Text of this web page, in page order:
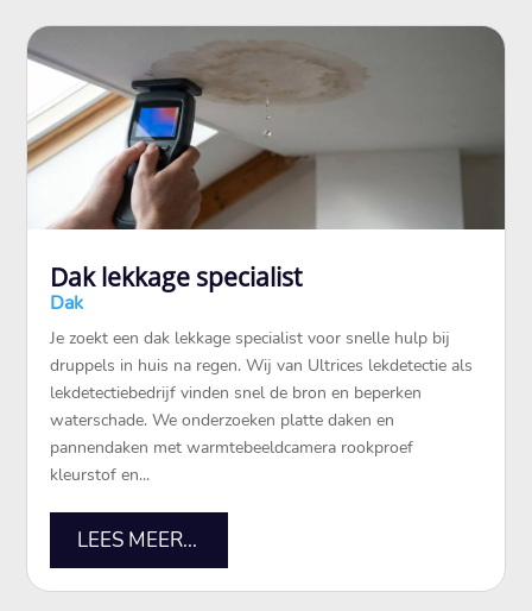
Dak lekkage specialist
Dak
Je zoekt een dak lekkage specialist voor snelle hulp bij
druppels in huis na regen. Wij van Ultrices lekdetectie als
lekdetectiebedrijf vinden snel de bron en beperken
waterschade. We onderzoeken platte daken en
pannendaken met warmtebeeldcamera rookproef
kleurstof en...
LEES MEER...